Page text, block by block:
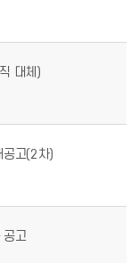
대체)
공고(2차)
공고